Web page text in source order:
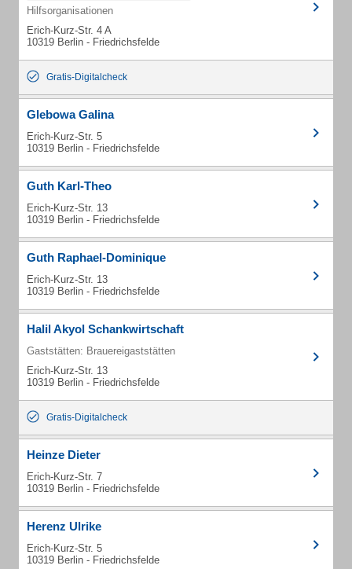
Hilfsorganisationen
Erich-Kurz-Str. 4 A
10319 Berlin - Friedrichsfelde
Gratis-Digitalcheck
Glebowa Galina
Erich-Kurz-Str. 5
10319 Berlin - Friedrichsfelde
Guth Karl-Theo
Erich-Kurz-Str. 13
10319 Berlin - Friedrichsfelde
Guth Raphael-Dominique
Erich-Kurz-Str. 13
10319 Berlin - Friedrichsfelde
Halil Akyol Schankwirtschaft
Gaststätten: Brauereigaststätten
Erich-Kurz-Str. 13
10319 Berlin - Friedrichsfelde
Gratis-Digitalcheck
Heinze Dieter
Erich-Kurz-Str. 7
10319 Berlin - Friedrichsfelde
Herenz Ulrike
Erich-Kurz-Str. 5
10319 Berlin - Friedrichsfelde